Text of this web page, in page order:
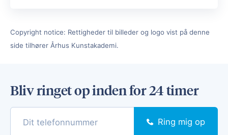
Copyright notice: Rettigheder til billeder og logo vist på denne
side tilhører Århus Kunstakademi.
Bliv ringet op inden for 24 timer
Ring mig op